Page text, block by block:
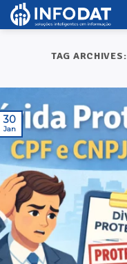
Skip
TAG ARCHIVES:
30
Jan